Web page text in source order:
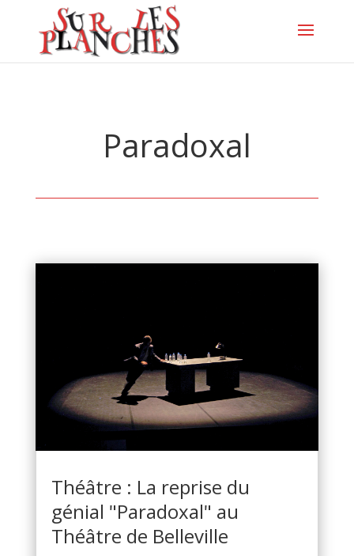
Paradoxal
Théâtre : La reprise du
génial "Paradoxal" au
Théâtre de Belleville